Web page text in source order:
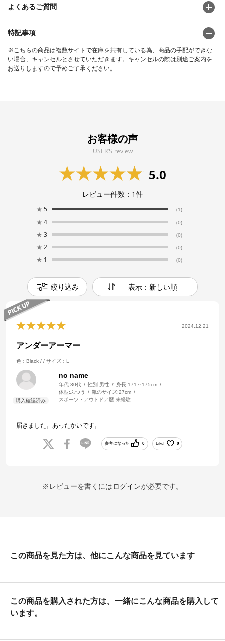
よくあるご質問
特記事項
※こちらの商品は複数サイトで在庫を共有している為、商品の手配ができな
い場合、キャンセルとさせていただきます。キャンセルの際は別途ご案内を
お送りしますので予めご了承ください。
お客様の声
USER’S review
5.0
レビュー件数： 1件
★ 5 (1)
★ 4 (0)
★ 3 (0)
★ 2 (0)
★ 1 (0)
絞り込み 表示：新しい順
2024.12.21
アンダーアーマー
色：Black / / サイズ：L
no name
年代:30代 性別:男性 身長:171～175cm
体型: ふつう 靴のサイズ:27cm
スポーツ・アウトドア歴:未経験
届きました。あったかいです。
参考になった 0 Like! 0
※レビューを書くにはログインが必要です。
この商品を見た方は、他にこんな商品を見ています
この商品を購入された方は、一緒にこんな商品を購入して
います。